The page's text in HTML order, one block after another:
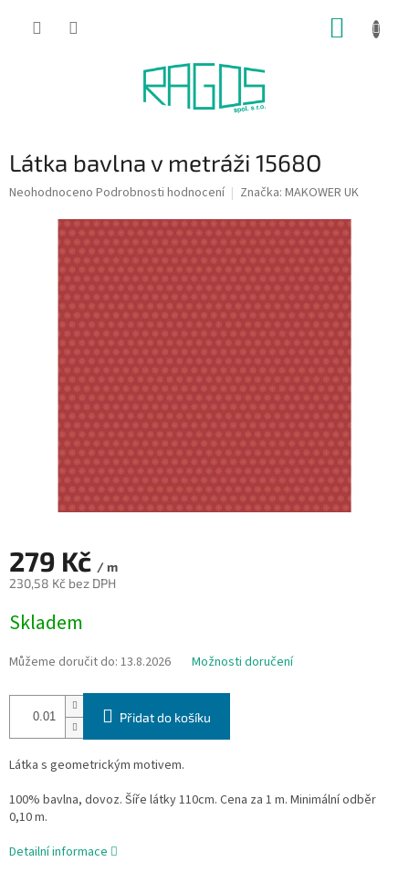
Látka bavlna v metráži 1568O
Průměrné
hvězdiček.
Neohodnoceno Podrobnosti hodnocení Značka: MAKOWER UK
279 Kč / m
230,58 Kč bez DPH
cena:
Skladem
Můžeme doručit do: 13.8.2026 Možnosti doručení
Přidat do košíku
Látka s geometrickým motivem.
100% bavlna, dovoz. Šíře látky 110cm. Cena za 1 m. Minimální odběr
0,10 m.
Detailní informace